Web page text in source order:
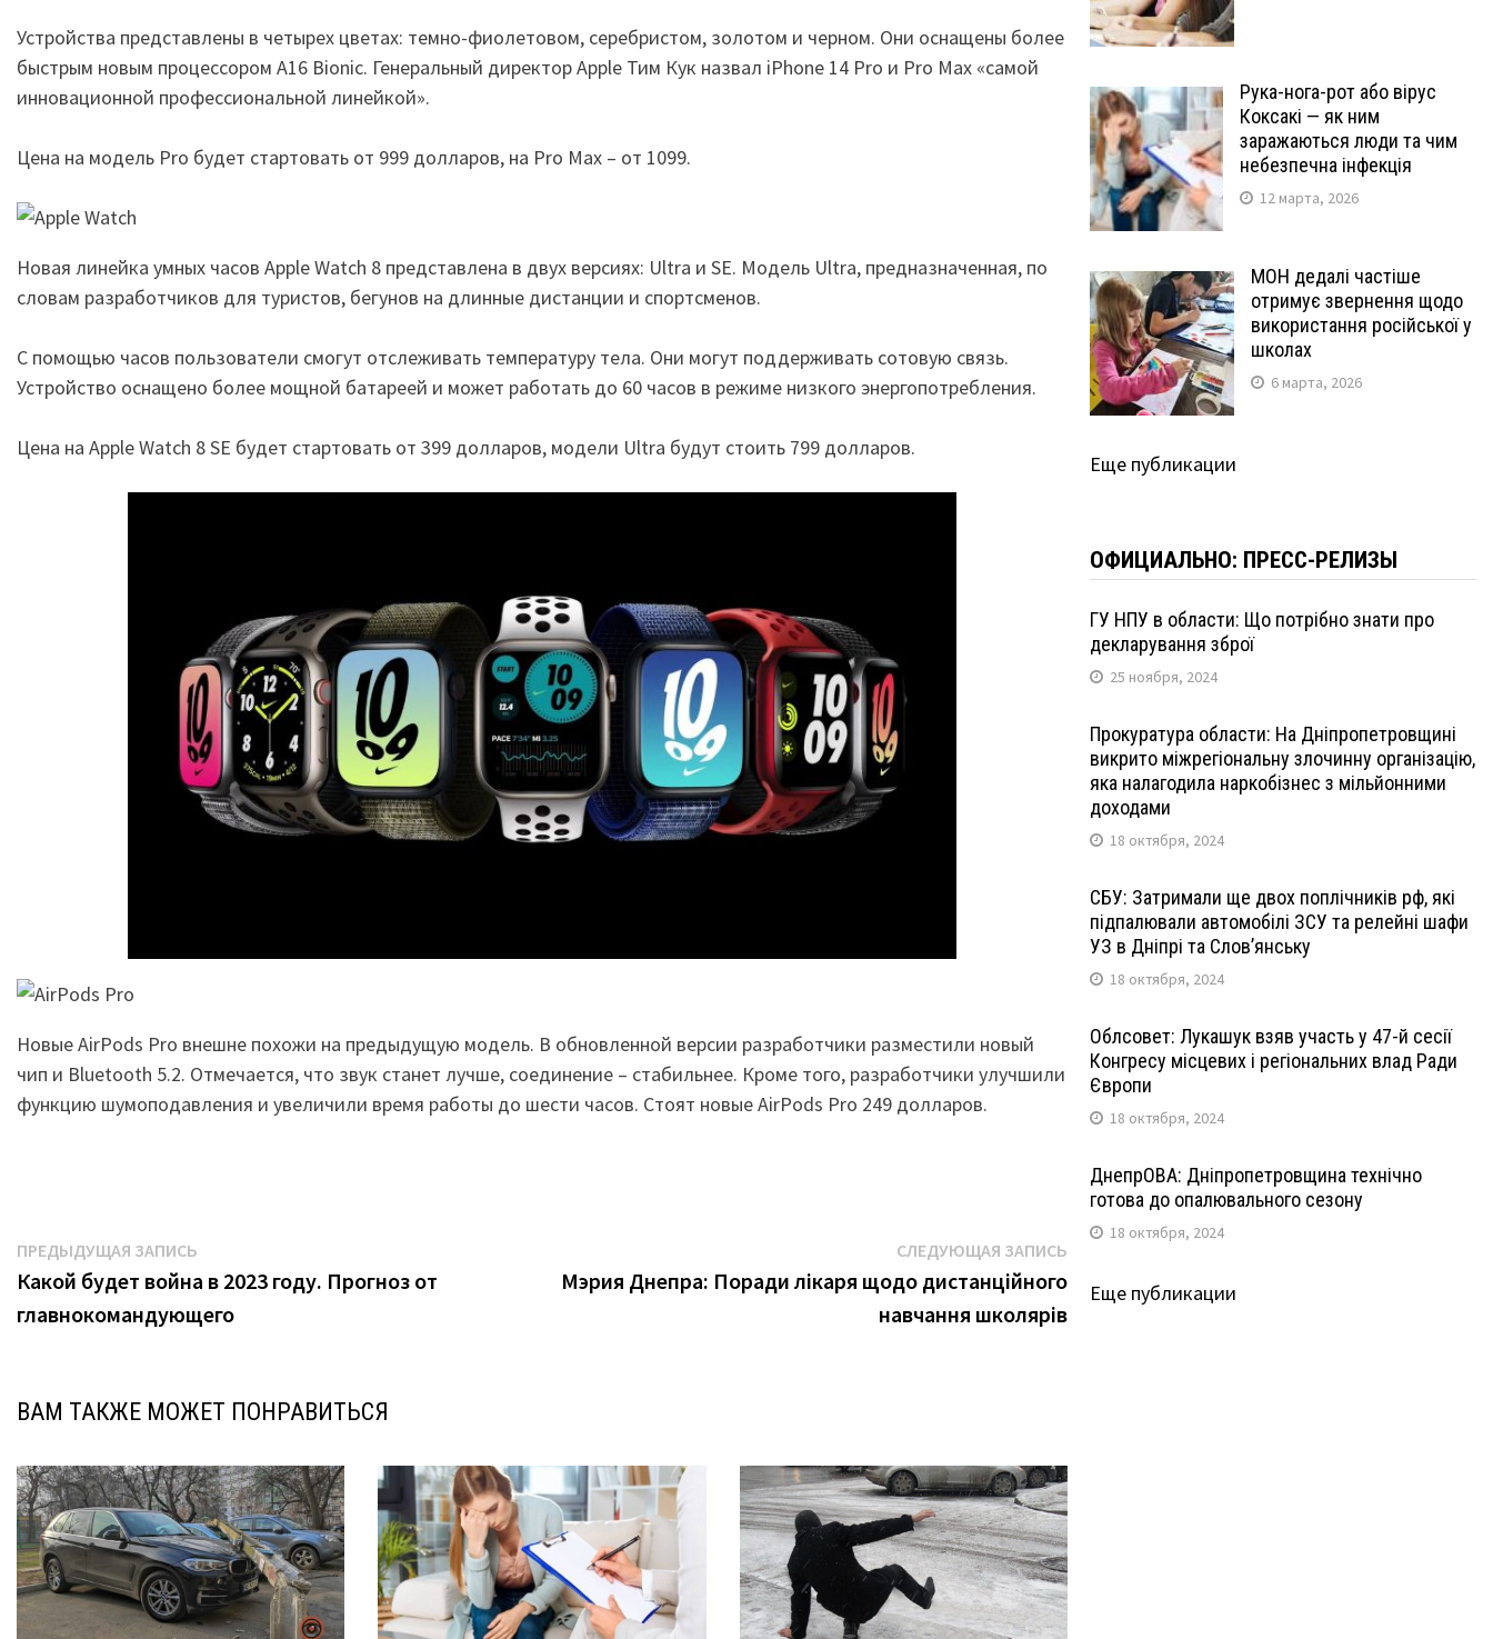
Устройства представлены в четырех цветах: темно-фиолетовом, серебристом, золотом и черном. Они оснащены более
быстрым новым процессором A16 Bionic. Генеральный директор Apple Тим Кук назвал iPhone 14 Pro и Pro Max «самой
инновационной профессиональной линейкой».
Цена на модель Pro будет стартовать от 999 долларов, на Pro Max – от 1099.
Новая линейка умных часов Apple Watch 8 представлена ​​в двух версиях: Ultra и SE. Модель Ultra, предназначенная, по
словам разработчиков для туристов, бегунов на длинные дистанции и спортсменов.
С помощью часов пользователи смогут отслеживать температуру тела. Они могут поддерживать сотовую связь.
Устройство оснащено более мощной батареей и может работать до 60 часов в режиме низкого энергопотребления.
Цена на Apple Watch 8 SE будет стартовать от 399 долларов, модели Ultra будут стоить 799 долларов.
Новые AirPods Pro внешне похожи на предыдущую модель. В обновленной версии разработчики разместили новый
чип и Bluetooth 5.2. Отмечается, что звук станет лучше, соединение – стабильнее. Кроме того, разработчики улучшили
функцию шумоподавления и увеличили время работы до шести часов. Стоят новые AirPods Pro 249 долларов.
Навигация
по
ПРЕДЫДУЩАЯ ЗАПИСЬ
запись:
Какой будет война в 2023 году. Прогноз от
главнокомандующего
СЛЕДУЮЩАЯ ЗАПИСЬ Следующая
запись:
Мэрия Днепра: Поради лікаря щодо дистанційного
навчання школярів
ВАМ ТАКЖЕ МОЖЕТ ПОНРАВИТЬСЯ
Рука-нога-рот або вірус
Коксакі — як ним
заражаються люди та чим
небезпечна інфекція
12 марта, 2026
МОН дедалі частіше
отримує звернення щодо
використання російської у
школах
6 марта, 2026
Еще публикации
ОФИЦИАЛЬНО: ПРЕСС-РЕЛИЗЫ
ГУ НПУ в области: Що потрібно знати про
декларування зброї
25 ноября, 2024
Прокуратура области: На Дніпропетровщині
викрито міжрегіональну злочинну організацію,
яка налагодила наркобізнес з мільйонними
доходами
18 октября, 2024
СБУ: Затримали ще двох поплічників рф, які
підпалювали автомобілі ЗСУ та релейні шафи
УЗ в Дніпрі та Слов’янську
18 октября, 2024
Облсовет: Лукашук взяв участь у 47-й сесії
Конгресу місцевих і регіональних влад Ради
Європи
18 октября, 2024
ДнепрОВА: Дніпропетровщина технічно
готова до опалювального сезону
18 октября, 2024
Еще публикации